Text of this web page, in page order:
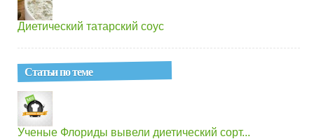
Диетический татарский соус
Статьи по теме
Ученые Флориды вывели диетический сорт...